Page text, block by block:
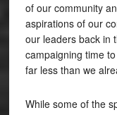
of our community
aspirations of our
our leaders back in
campaigning time
far less than we
While some of the